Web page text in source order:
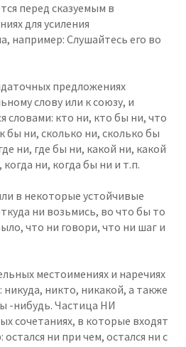
перед сказуемым в
для усиления
например: Слушайтесь его во
предложениях
слову или к союзу, и
словами: кто ни, кто бы ни, что
бы ни, сколько ни, сколько бы
ни, где бы ни, какой ни, какой
ни, когда бы ни и т.п.
в некоторые устойчивые
ни возьмись, во что бы то
что ни говори, что ни шаг и
местоимениях и наречиях
никто, никакой, а также
-нибудь. Частица НИ
сочетаниях, в которые входят
ни при чем, остался ни с